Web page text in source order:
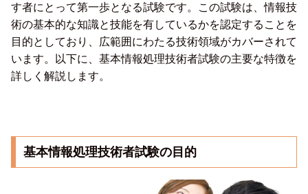
す者にとって第一歩となる試験です。この試験は、情報技
術の基本的な知識と技能を有しているかを認定することを
目的としており、広範囲にわたる技術領域がカバーされて
います。以下に、基本情報処理技術者試験の主要な特徴を
詳しく解説します。
基本情報処理技術者試験の目的